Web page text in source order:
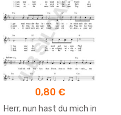
0,80 €
Herr, nun hast du mich in